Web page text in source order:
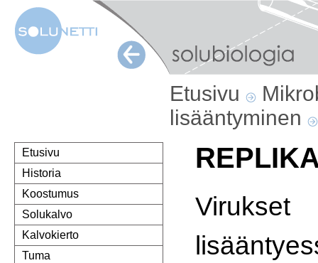
Etusivu
lisääntyminen
Etusivu
Historia
Koostumus
Solukalvo
Kalvokierto
Tuma